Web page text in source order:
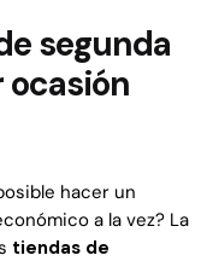
segunda
hacer un
a la vez? La
tiendas de